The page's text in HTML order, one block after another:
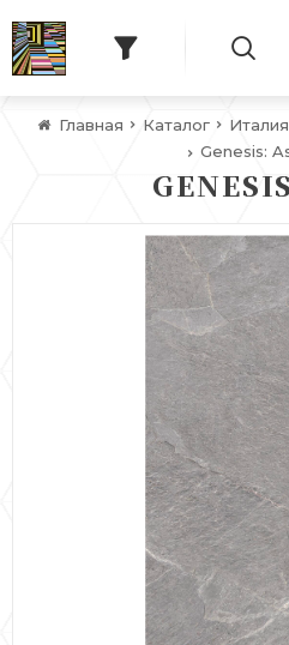
Главная Каталог Италия
Genesis: